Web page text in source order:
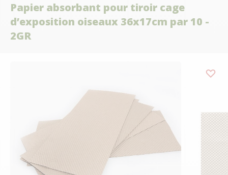
Papier absorbant pour tiroir cage
d’exposition oiseaux 36x17cm par 10 -
2GR